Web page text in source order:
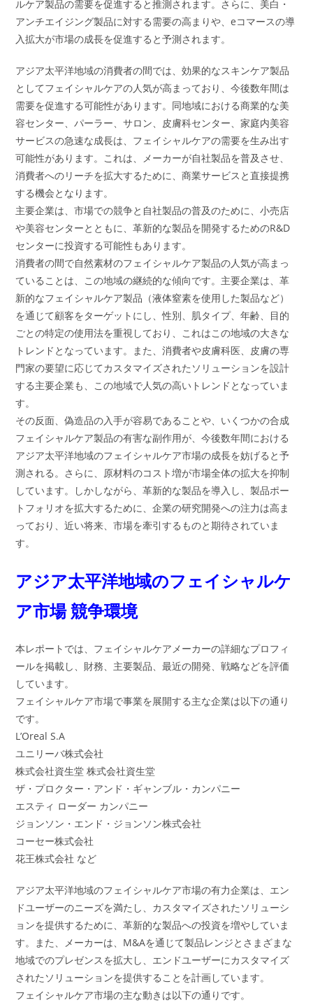
ルケア製品の需要を促進すると推測されます。さらに、美白・
アンチエイジング製品に対する需要の高まりや、eコマースの導
入拡大が市場の成長を促進すると予測されます。
アジア太平洋地域の消費者の間では、効果的なスキンケア製品
としてフェイシャルケアの人気が高まっており、今後数年間は
需要を促進する可能性があります。同地域における商業的な美
容センター、パーラー、サロン、皮膚科センター、家庭内美容
サービスの急速な成長は、フェイシャルケアの需要を生み出す
可能性があります。これは、メーカーが自社製品を普及させ、
消費者へのリーチを拡大するために、商業サービスと直接提携
する機会となります。
主要企業は、市場での競争と自社製品の普及のために、小売店
や美容センターとともに、革新的な製品を開発するためのR&D
センターに投資する可能性もあります。
消費者の間で自然素材のフェイシャルケア製品の人気が高まっ
ていることは、この地域の継続的な傾向です。主要企業は、革
新的なフェイシャルケア製品（液体窒素を使用した製品など）
を通じて顧客をターゲットにし、性別、肌タイプ、年齢、目的
ごとの特定の使用法を重視しており、これはこの地域の大きな
トレンドとなっています。また、消費者や皮膚科医、皮膚の専
門家の要望に応じてカスタマイズされたソリューションを設計
する主要企業も、この地域で人気の高いトレンドとなっていま
す。
その反面、偽造品の入手が容易であることや、いくつかの合成
フェイシャルケア製品の有害な副作用が、今後数年間における
アジア太平洋地域のフェイシャルケア市場の成長を妨げると予
測される。さらに、原材料のコスト増が市場全体の拡大を抑制
しています。しかしながら、革新的な製品を導入し、製品ポー
トフォリオを拡大するために、企業の研究開発への注力は高ま
っており、近い将来、市場を牽引するものと期待されていま
す。
アジア太平洋地域のフェイシャルケ
ア市場 競争環境
本レポートでは、フェイシャルケアメーカーの詳細なプロフィ
ールを掲載し、財務、主要製品、最近の開発、戦略などを評価
しています。
フェイシャルケア市場で事業を展開する主な企業は以下の通り
です。
L’Oreal S.A
ユニリーバ株式会社
株式会社資生堂 株式会社資生堂
ザ・プロクター・アンド・ギャンブル・カンパニー
エスティ ローダー カンパニー
ジョンソン・エンド・ジョンソン株式会社
コーセー株式会社
花王株式会社 など
アジア太平洋地域のフェイシャルケア市場の有力企業は、エン
ドユーザーのニーズを満たし、カスタマイズされたソリューシ
ョンを提供するために、革新的な製品への投資を増やしていま
す。また、メーカーは、M&Aを通じて製品レンジとさまざまな
地域でのプレゼンスを拡大し、エンドユーザーにカスタマイズ
されたソリューションを提供することを計画しています。
フェイシャルケア市場の主な動きは以下の通りです。